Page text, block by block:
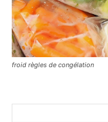
froid règles de congélation